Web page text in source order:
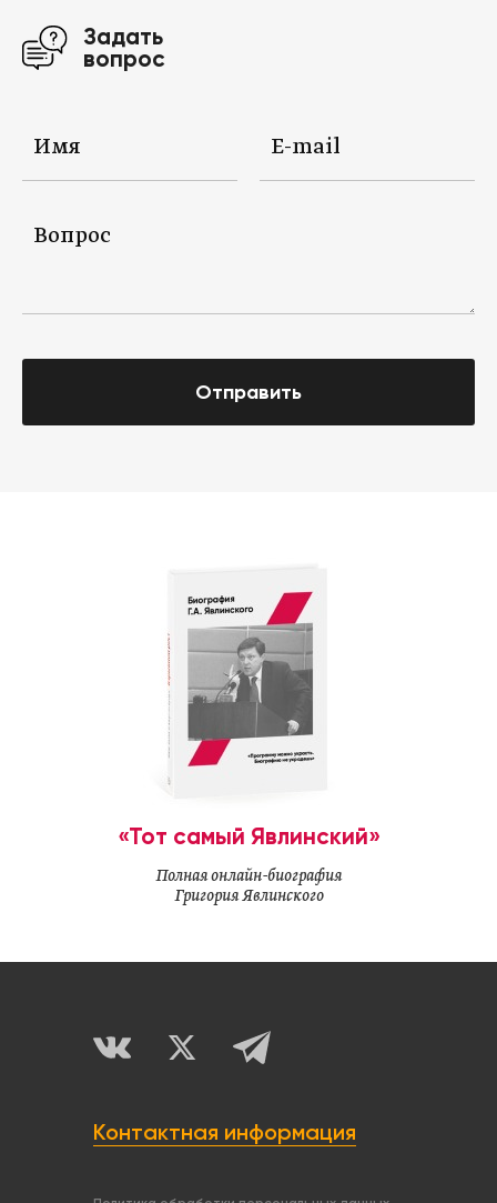
Задать
вопрос
Отправить
«Тот самый Явлинский»
Полная онлайн-биография
Григория Явлинского
Контактная информация